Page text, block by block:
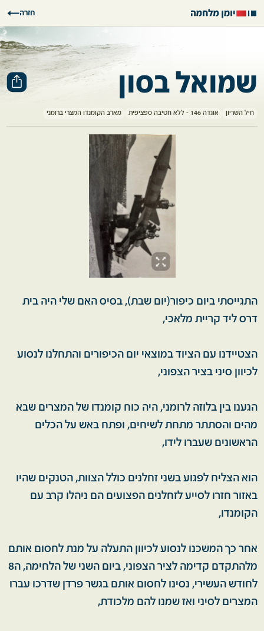
חזרה
שמואל בסון
חיל השריון אוגדה 146 - ללא חטיבה ספציפית מארב הקומנדו המצרי ברומני
התגייסתי ביום כיפור(יום שבת), בסיס האם שלי היה בית
דרס ליד קריית מלאכי,
הצטיידנו עם הציוד במוצאי יום הכיפורים והתחלנו לנסוע
לכיוון סיני בציר הצפוני,
הגענו בין בלוזה לרומני, היה כוח קומנדו של המצרים שבא
מהים והסתתר מתחת לשיחים, ופתח באש על הכלים
הראשונים שעברו לידו,
הוא הצליח לפגוע בשני זחלנים כולל הצוות, הטנקים שהיו
באזור חזרו לסייע לזחלנים הפצועים הם ניהלו קרב עם
הקומנדו,
אחר כך המשכנו לנסוע לכיוון התעלה על מנת לחסום אותם
מלהתקדם קדימה לציר הצפוני, ביום השני של הלחימה, ה8
לחודש העשירי, נסינו לחסום אותם בגשר פרדן שדרכו עברו
המצרים לסיני ואז שמנו להם מלכודת,